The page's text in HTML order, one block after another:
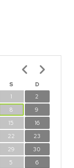
S
D
1
2
8
9
15
16
22
23
29
30
5 6
Paginación